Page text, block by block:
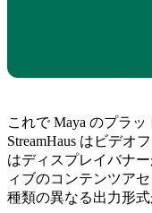
これで Maya のプラ
StreamHaus はビデオ
はディスプレイバナ
ィブのコンテンツア
種類の異なる出力形式